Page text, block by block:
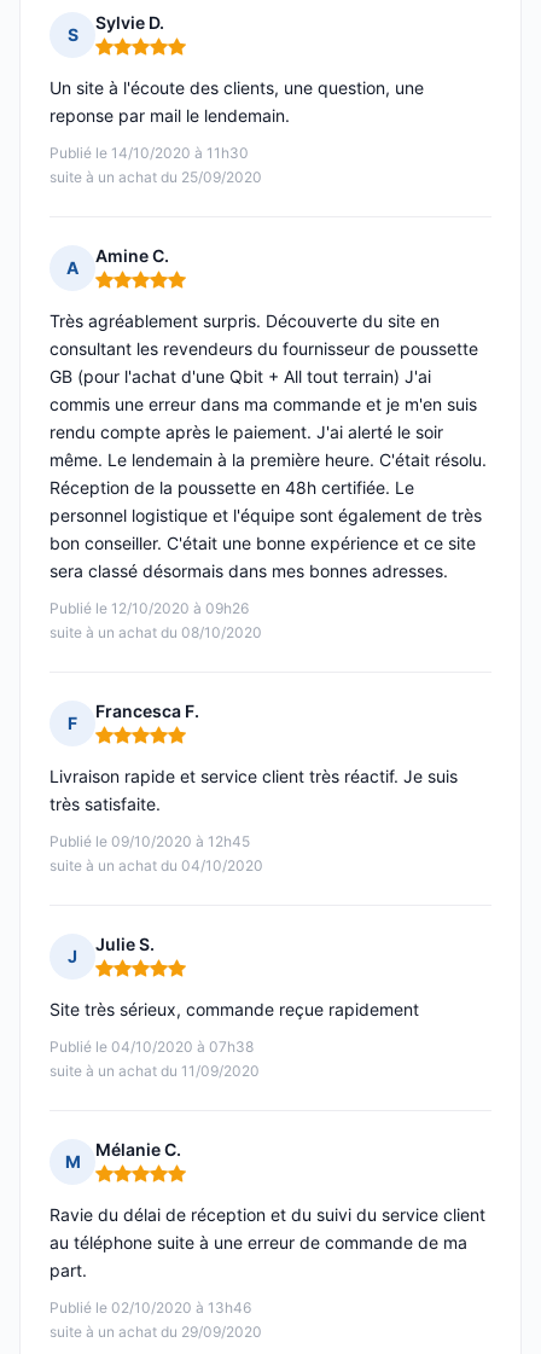
S
Sylvie D.
Note : 5 sur 5
Publié le 14/10/2020 à 11h30
suite à un achat du 25/09/2020
Un site à l'écoute des clients, une question, une
reponse par mail le lendemain.
A
Amine C.
Note : 5 sur 5
Publié le 12/10/2020 à 09h26
suite à un achat du 08/10/2020
Très agréablement surpris. Découverte du site en
consultant les revendeurs du fournisseur de poussette
GB (pour l'achat d'une Qbit + All tout terrain) J'ai
commis une erreur dans ma commande et je m'en suis
rendu compte après le paiement. J'ai alerté le soir
même. Le lendemain à la première heure. C'était résolu.
Réception de la poussette en 48h certifiée. Le
personnel logistique et l'équipe sont également de très
bon conseiller. C'était une bonne expérience et ce site
sera classé désormais dans mes bonnes adresses.
F
Francesca F.
Note : 5 sur 5
Publié le 09/10/2020 à 12h45
suite à un achat du 04/10/2020
Livraison rapide et service client très réactif. Je suis
très satisfaite.
J
Julie S.
Note : 5 sur 5
Publié le 04/10/2020 à 07h38
suite à un achat du 11/09/2020
Site très sérieux, commande reçue rapidement
M
Mélanie C.
Note : 5 sur 5
Publié le 02/10/2020 à 13h46
suite à un achat du 29/09/2020
Ravie du délai de réception et du suivi du service client
au téléphone suite à une erreur de commande de ma
part.